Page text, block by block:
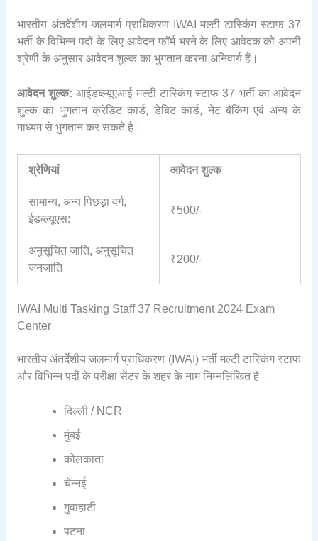
भारतीय अंतर्देशीय जलमार्ग प्राधिकरण IWAI मल्टी टास्किंग स्टाफ 37
भर्ती के विभिन्न पदों के लिए आवेदन फॉर्म भरने के लिए आवेदक को अपनी
श्रेणी के अनुसार आवेदन शुल्क का भुगतान करना अनिवार्य हैं।
आवेदन शुल्क: आईडब्ल्यूएआई मल्टी टास्किंग स्टाफ 37 भर्ती का आवेदन
शुल्क का भुगतान क्रेडिट कार्ड, डेबिट कार्ड, नेट बैंकिंग एवं अन्य के
माध्यम से भुगतान कर सकते है।
श्रेणियां आवेदन शुल्क
सामान्य, अन्य पिछड़ा वर्ग,
ईडब्ल्यूएस:
₹500/-
अनुसूचित जाति, अनुसूचित
जनजाति
₹200/-
IWAI Multi Tasking Staff 37 Recruitment 2024 Exam
Center
भारतीय अंतर्देशीय जलमार्ग प्राधिकरण (IWAI) भर्ती मल्टी टास्किंग स्टाफ
और विभिन्न पदों के परीक्षा सेंटर के शहर के नाम निम्नलिखित हैं –
दिल्ली / NCR
मुंबई
कोलकाता
चेन्नई
गुवाहाटी
पटना